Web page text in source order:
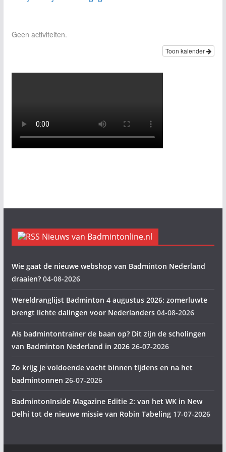
Geen activiteiten.
Toon kalender
Nieuws van Badmintonline.nl
Wie gaat de nieuwe webshop van Badminton Nederland
draaien? 04-08-2026
Wereldranglijst Badminton 4 augustus 2026: zomerluwte
brengt lichte dalingen voor Nederlanders 04-08-2026
Als badmintontrainer de baan op? Dit zijn de scholingen
van Badminton Nederland in 2026 26-07-2026
Zo krijg je voldoende vocht binnen tijdens en na het
badmintonnen 26-07-2026
BadmintonInside Magazine Editie 2: van het WK in New
Delhi tot de nieuwe missie van Robin Tabeling 17-07-2026